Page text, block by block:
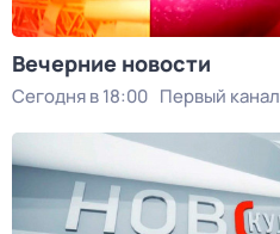
Вечерние новости
Сегодня в 18:00 Первый канал